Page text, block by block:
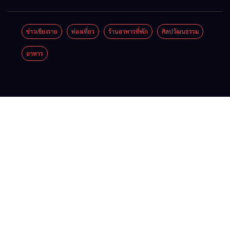
เชียงราย
เมื่อ
รวมของดี
สินค้าเด่น
Coffee
Festival
ลุ่มน้ำกก
ยื่น 5 ข้อ
ข่าวเชียงราย ท่องเที่ยว ร้านอาหารที่พัก ศิลปวัฒนธรรม
อาหาร